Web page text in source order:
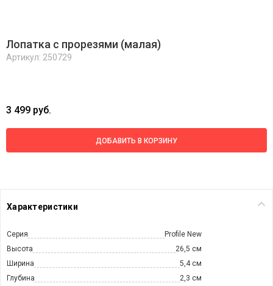
Лопатка с прорезями (малая)
Артикул: 250729
3 499 руб.
ДОБАВИТЬ В КОРЗИНУ
Характеристики
Серия
Profile New
Высота
26,5 см
Ширина
5,4 см
Глубина
2,3 см